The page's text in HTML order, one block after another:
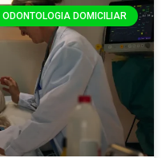
ODONTOLOGIA DOMICILIAR